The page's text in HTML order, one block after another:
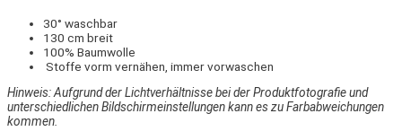
30° waschbar
130 cm breit
100% Baumwolle
Stoffe vorm vernähen, immer vorwaschen
Hinweis: Aufgrund der Lichtverhältnisse bei der Produktfotografie und
unterschiedlichen Bildschirmeinstellungen kann es zu Farbabweichungen
kommen.